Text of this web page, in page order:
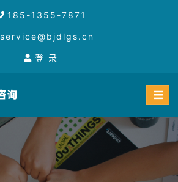
185-1355-7871
service@bjdlgs.cn
登 录